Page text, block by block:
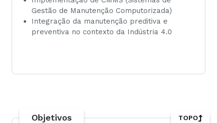
Gestão de Manutenção Computorizada)
Integração da manutenção preditiva e
preventiva no contexto da Indústria 4.0
Objetivos TOPO